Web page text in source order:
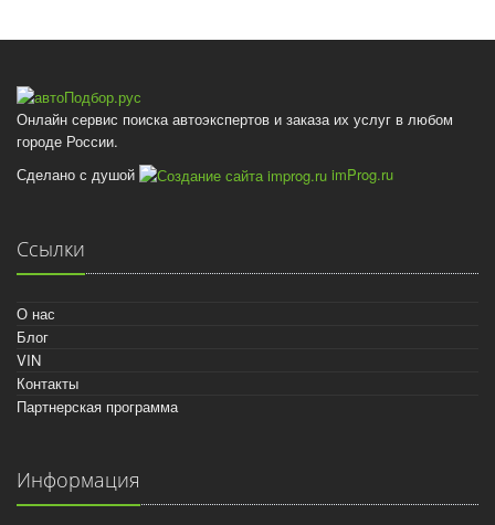
Онлайн сервис поиска автоэкспертов и заказа их услуг в любом
городе России.
Сделано с душой
imProg.ru
Ссылки
О нас
Блог
VIN
Контакты
Партнерская программа
Информация